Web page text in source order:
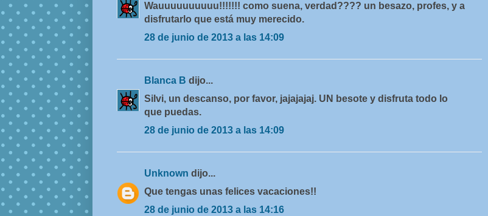
Wauuuuuuuuuu!!!!!!! como suena, verdad???? un besazo, profes, y a
disfrutarlo que está muy merecido.
28 de junio de 2013 a las 14:09
Blanca B dijo...
Silvi, un descanso, por favor, jajajajaj. UN besote y disfruta todo lo
que puedas.
28 de junio de 2013 a las 14:09
Unknown dijo...
Que tengas unas felices vacaciones!!
28 de junio de 2013 a las 14:16